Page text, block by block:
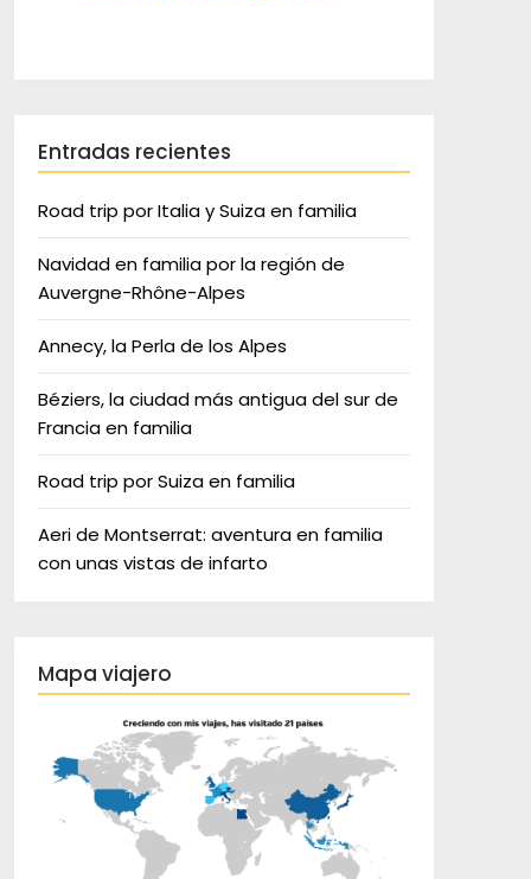
Entradas recientes
Road trip por Italia y Suiza en familia
Navidad en familia por la región de
Auvergne-Rhône-Alpes
Annecy, la Perla de los Alpes
Béziers, la ciudad más antigua del sur de
Francia en familia
Road trip por Suiza en familia
Aeri de Montserrat: aventura en familia
con unas vistas de infarto
Mapa viajero